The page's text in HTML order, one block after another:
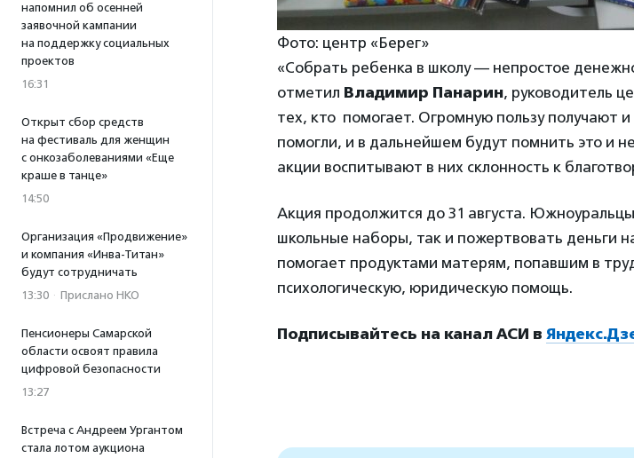
напомнил об осенней
заявочной кампании
на поддержку социальных
проектов
16:31
Открыт сбор средств
на фестиваль для женщин
с онкозаболеваниями «Еще
краше в танце»
14:50
Организация «Продвижение»
и компания «Инва-Титан»
будут сотрудничать
13:30 · Прислано НКО
Пенсионеры Самарской
области освоят правила
цифровой безопасности
13:27
Встреча с Андреем Ургантом
стала лотом аукциона
Фото: центр «Берег»
«Собрать ребенка в школу — непростое
отметил Владимир Панарин, руководитель
тех, кто помогает. Огромную пользу получают
помогли, и в дальнейшем будут помнить это и
акции воспитывают в них склонность к
Акция продолжится до 31 августа.
школьные наборы, так и пожертвовать деньги
помогает продуктами матерям, попавшим в
психологическую, юридическую помощь.
Подписывайтесь на канал АСИ в